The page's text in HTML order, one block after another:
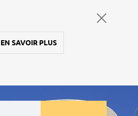
EN SAVOIR PLUS